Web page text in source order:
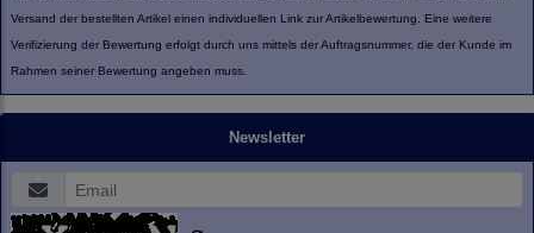
Versand der bestellten Artikel einen individuellen Link zur Artikelbewertung. Eine weitere
Verifizierung der Bewertung erfolgt durch uns mittels der Auftragsnummer, die der Kunde im
Rahmen seiner Bewertung angeben muss.
Newsletter